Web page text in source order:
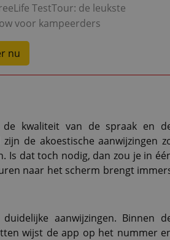
TestTour: de leukste
voor kampeerders
nu
kwaliteit van de spraak en
de akoestische aanwijzingen
Is dat toch nodig, dan zou je in
naar het scherm brengt
aanwijzingen. Binnen
wijst de app op het nummer